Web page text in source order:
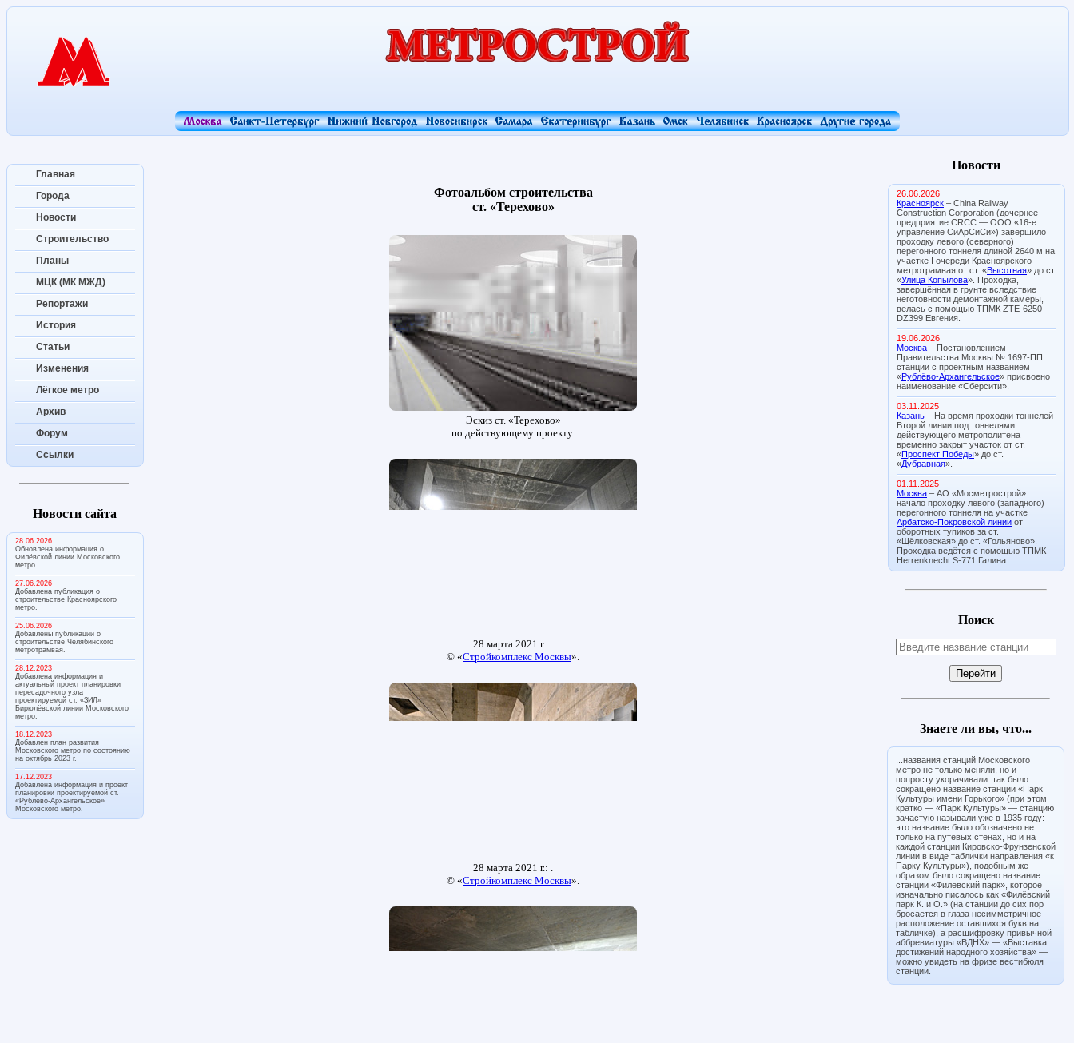
Главная
Города
Новости
Строительство
Планы
МЦК (МК МЖД)
Репортажи
История
Статьи
Изменения
Лёгкое метро
Архив
Форум
Ссылки
Новости сайта
28.06.2026
Обновлена информация о
Филёвской линии Московского
метро.
27.06.2026
Добавлена публикация о
строительстве Красноярского
метро.
25.06.2026
Добавлены публикации о
строительстве Челябинского
метротрамвая.
28.12.2023
Добавлена информация и
актуальный проект планировки
пересадочного узла
проектируемой ст. «ЗИЛ»
Бирюлёвской линии Московского
метро.
18.12.2023
Добавлен план развития
Московского метро по состоянию
на октябрь 2023 г.
17.12.2023
Добавлена информация и проект
планировки проектируемой ст.
«Рублёво-Архангельское»
Московского метро.
Новости
26.06.2026
Красноярск – China Railway
Construction Corporation (дочернее
предприятие CRCC — ООО «16-е
управление СиАрСиСи») завершило
проходку левого (северного)
перегонного тоннеля длиной 2640 м на
участке I очереди Красноярского
метротрамвая от ст. «Высотная» до ст.
«Улица Копылова». Проходка,
завершённая в грунте вследствие
неготовности демонтажной камеры,
велась с помощью ТПМК ZTE-6250
DZ399 Евгения.
19.06.2026
Москва – Постановлением
Правительства Москвы № 1697-ПП
станции с проектным названием
«Рублёво-Архангельское» присвоено
наименование «Сберсити».
03.11.2025
Казань – На время проходки тоннелей
Второй линии под тоннелями
действующего метрополитена
временно закрыт участок от ст.
«Проспект Победы» до ст.
«Дубравная».
01.11.2025
Москва – АО «Мосметрострой»
начало проходку левого (западного)
перегонного тоннеля на участке
Арбатско-Покровской линии от
оборотных тупиков за ст.
«Щёлковская» до ст. «Гольяново».
Проходка ведётся с помощью ТПМК
Herrenknecht S-771 Галина.
Поиск
Знаете ли вы, что...
...названия станций Московского
метро не только меняли, но и
попросту укорачивали: так было
сокращено название станции «Парк
Культуры имени Горького» (при этом
кратко — «Парк Культуры» — станцию
зачастую называли уже в 1935 году:
это название было обозначено не
только на путевых стенах, но и на
каждой станции Кировско-Фрунзенской
линии в виде таблички направления «к
Парку Культуры»), подобным же
образом было сокращено название
станции «Филёвский парк», которое
изначально писалось как «Филёвский
парк К. и О.» (на станции до сих пор
бросается в глаза несимметричное
расположение оставшихся букв на
табличке), а расшифровку привычной
аббревиатуры «ВДНХ» — «Выставка
достижений народного хозяйства» —
можно увидеть на фризе вестибюля
станции.
Фотоальбом строительства
ст. «Терехово»
Эскиз ст. «Терехово»
по действующему проекту.
28 марта 2021 г.: .
© «Стройкомплекс Москвы».
28 марта 2021 г.: .
© «Стройкомплекс Москвы».